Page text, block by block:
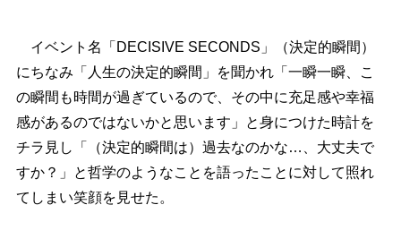
イベント名「DECISIVE SECONDS」（決定的瞬間）
にちなみ「人生の決定的瞬間」を聞かれ「一瞬一瞬、こ
の瞬間も時間が過ぎているので、その中に充足感や幸福
感があるのではないかと思います」と身につけた時計を
チラ見し「（決定的瞬間は）過去なのかな…、大丈夫で
すか？」と哲学のようなことを語ったことに対して照れ
てしまい笑顔を見せた。